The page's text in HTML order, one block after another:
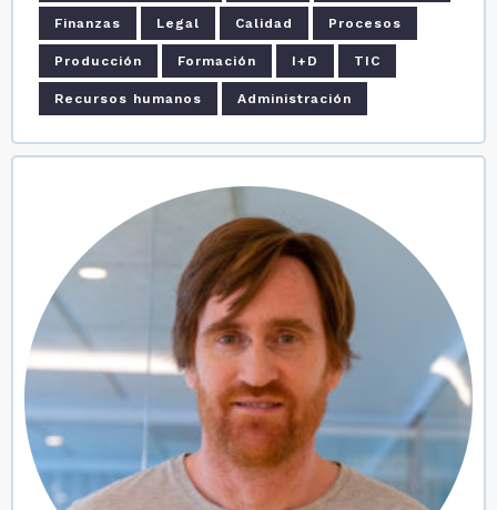
Finanzas Legal Calidad Procesos
Producción Formación I+D TIC
Recursos humanos Administración